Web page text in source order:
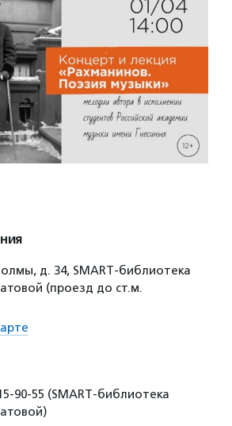
д. 34, SMART-библиотека
(проезд до ст.м.
90-55 (SMART-библиотека